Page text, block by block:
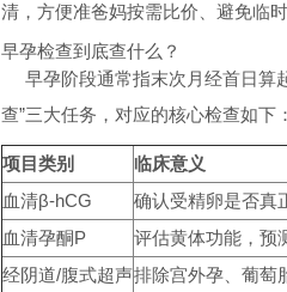
清，方便准爸妈按需比价、避免临时
早孕检查到底查什么？
早孕阶段通常指末次月经首日算
查”三大任务，对应的核心检查如下：
项目类别 临床意义
血清β-hCG
确认受精卵是否真
血清孕酮P
评估黄体功能，预
经阴道/腹式超声排除宫外孕、葡萄